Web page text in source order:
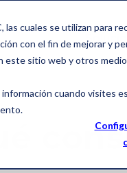
las cuales se utilizan para
con el fin de mejorar y
sitio web y otros
cuando visites